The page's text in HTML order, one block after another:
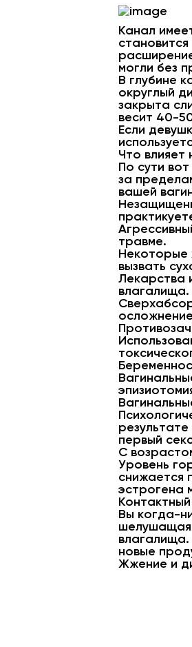
Канал
могли без
В глубине
округлый
закрыта
весит 40-
Если
Что влияет
По сути
за
вашей
травме.
Некоторые
вызвать
Лекарства
первый
С
Уровень
снижается
эстрогена
Вы когда-
новые
Жжение и